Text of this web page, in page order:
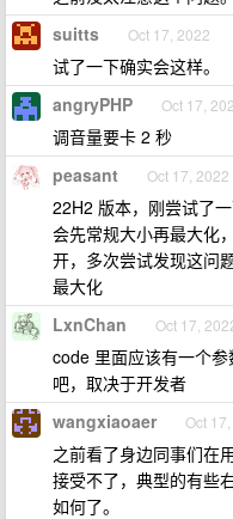
suitts Oct 17, 2022
试了一下确实会这样。
angryPHP Oct 17,
调音量要卡 2 秒
peasant Oct 17, 2022
22H2 版本，刚尝试了
会先常规大小再最大化
开，多次尝试发现这问
最大化
LxnChan Oct 17,
code 里面应该有一个
吧，取决于开发者
wangxiaoaer Oct
之前看了身边同事们在
接受不了，典型的有些
如何了。